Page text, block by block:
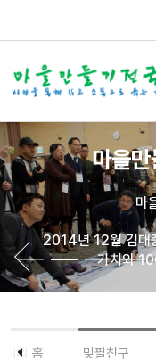
마을
마
2014년 12월 김대
가치와
의 홈 맞팔친구